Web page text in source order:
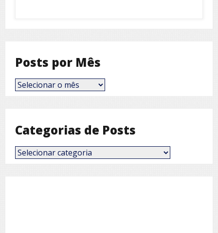
Posts por Mês
Posts
por
Categorias de Posts
Categorias
de